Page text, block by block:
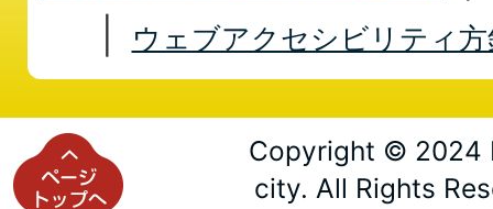
ウェブアクセシビリティ方
Copyright © 2024
city. All Rights